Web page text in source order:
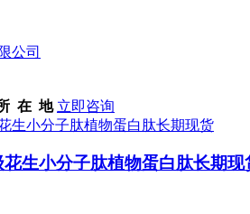
公司
在 地 立即咨询
生小分子肽植物蛋白肽长期现